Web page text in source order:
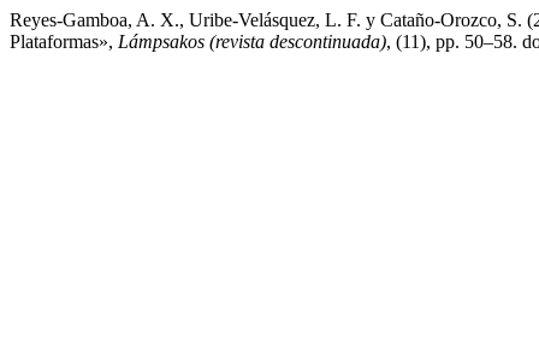
Reyes-Gamboa, A. X., Uribe-Velásquez, L. F. y Cataño-Orozco, S.
Plataformas», Lámpsakos (revista descontinuada), (11), pp. 50–58.